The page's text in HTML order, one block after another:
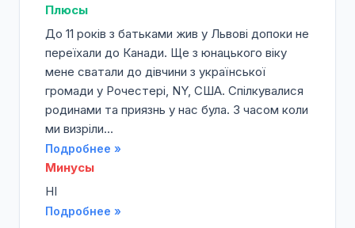
Плюсы
До 11 років з батьками жив у Львові допоки не
переїхали до Канади. Ще з юнацького віку
мене сватали до дівчини з української
громади у Рочестері, NY, США. Спілкувалися
родинами та приязнь у нас була. З часом коли
ми визріли...
Подробнее »
Минусы
НІ
Подробнее »